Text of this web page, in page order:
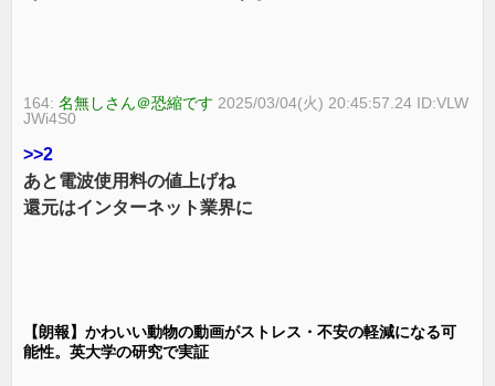
164:名無しさん＠恐縮です 2025/03/04(火) 20:45:57.24 ID:VLW
JWi4S0
>>2
あと電波使用料の値上げね
還元はインターネット業界に
【朗報】かわいい動物の動画がストレス・不安の軽減になる可
能性。英大学の研究で実証